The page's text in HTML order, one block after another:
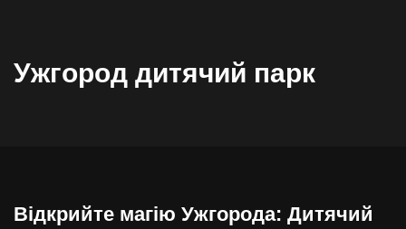
Ужгород дитячий парк
Відкрийте магію Ужгорода: Дитячий